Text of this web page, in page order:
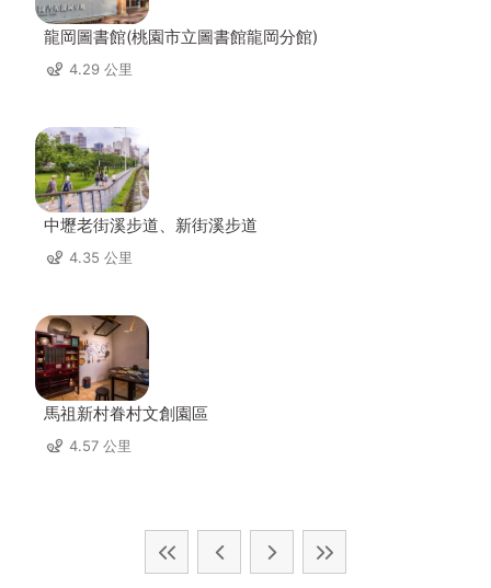
龍岡圖書館(桃園市立圖書館龍岡分館)
4.29 公里
中壢老街溪步道、新街溪步道
4.35 公里
馬祖新村眷村文創園區
4.57 公里